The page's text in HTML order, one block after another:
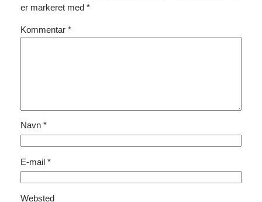
er markeret med *
Kommentar *
Navn *
E-mail *
Websted